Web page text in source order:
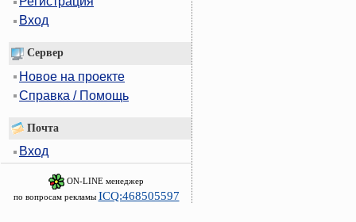
Вход
Сервер
Новое на проекте
Справка / Помощь
Почта
Вход
ON-LINE менеджер
по вопросам рекламы ICQ:468505597